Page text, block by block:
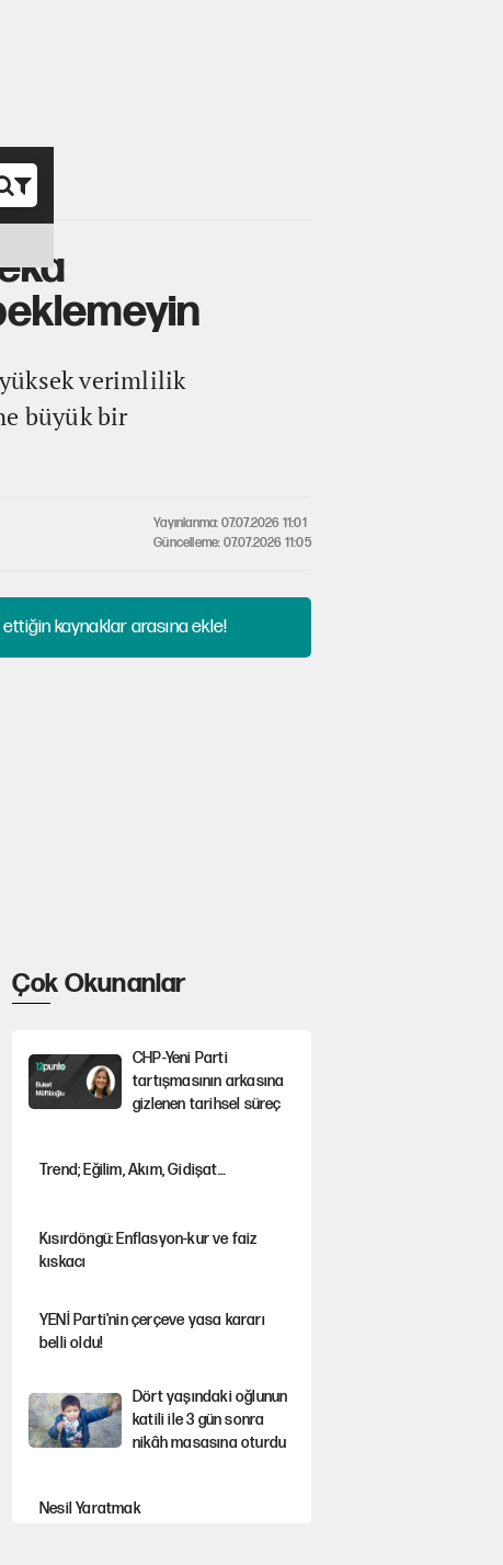
verimlilik
büyük bir
Yayınlanma: 07.07.2026 11:01
Güncelleme: 07.07.2026 11:05
kaynaklar arasına ekle!
Çok Okunanlar
CHP-Yeni Parti
tartışmasının arkasına
gizlenen tarihsel süreç
Trend; Eğilim, Akım, Gidişat…
Kısırdöngü: Enflasyon-kur ve faiz
kıskacı
YENİ Parti'nin çerçeve yasa kararı
belli oldu!
Dört yaşındaki oğlunun
katili ile 3 gün sonra
nikâh masasına oturdu
Nesil Yaratmak